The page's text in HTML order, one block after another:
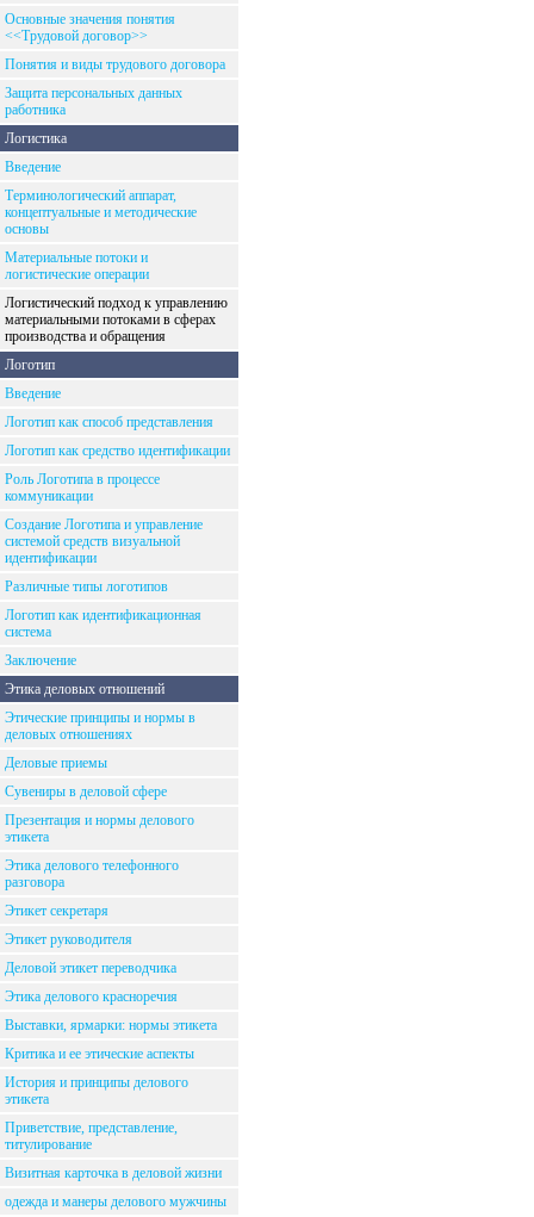
Основные значения понятия
<<Трудовой договор>>
Понятия и виды трудового договора
Защита персональных данных
работника
Логистика
Введение
Терминологический аппарат,
концептуальные и методические
основы
Материальные потоки и
логистические операции
Логистический подход к управлению
материальными потоками в сферах
производства и обращения
Логотип
Введение
Логотип как способ представления
Логотип как средство идентификации
Роль Логотипа в процессе
коммуникации
Создание Логотипа и управление
системой средств визуальной
идентификации
Различные типы логотипов
Логотип как идентификационная
система
Заключение
Этика деловых отношений
Этические принципы и нормы в
деловых отношениях
Деловые приемы
Сувениры в деловой сфере
Презентация и нормы делового
этикета
Этика делового телефонного
разговора
Этикет секретаря
Этикет руководителя
Деловой этикет переводчика
Этика делового красноречия
Выставки, ярмарки: нормы этикета
Критика и ее этические аспекты
История и принципы делового
этикета
Приветствие, представление,
титулирование
Визитная карточка в деловой жизни
одежда и манеры делового мужчины